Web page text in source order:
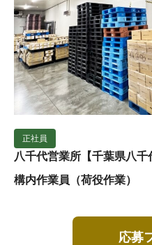
正社員
八千代営業所【千葉県八千
構内作業員（荷役作業）
応募